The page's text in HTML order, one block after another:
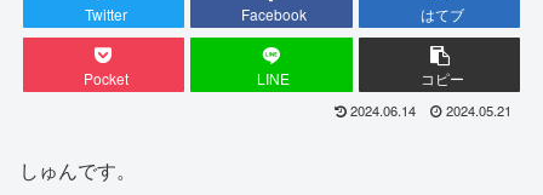
Twitter Facebook はてブ
Pocket LINE コピー
2024.06.14 2024.05.21
しゅんです。